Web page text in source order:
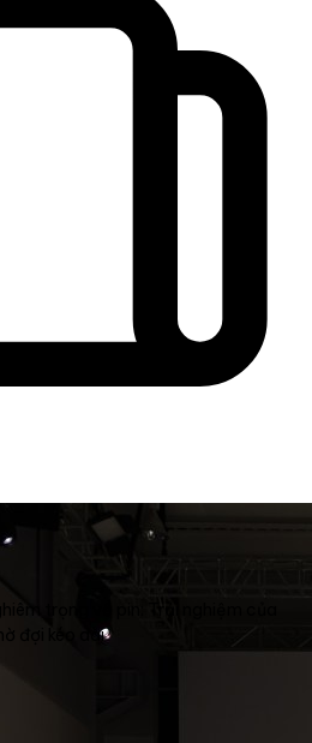
trọng về pin: Trải nghiệm của
đợi kéo dài